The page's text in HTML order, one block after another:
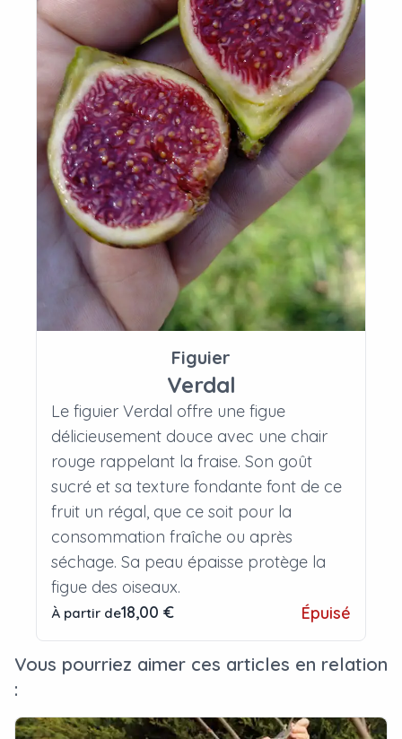
Figuier
Verdal
Le figuier Verdal offre une figue
délicieusement douce avec une chair
rouge rappelant la fraise. Son goût
sucré et sa texture fondante font de ce
fruit un régal, que ce soit pour la
consommation fraîche ou après
séchage. Sa peau épaisse protège la
figue des oiseaux.
À partir de18,00 € Épuisé
Vous pourriez aimer ces articles en relation
: